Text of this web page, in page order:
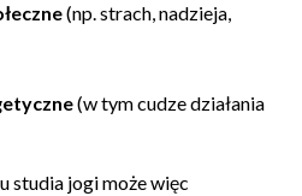
(np. strach, nadzieja,
(w tym cudze działania
studia jogi może więc